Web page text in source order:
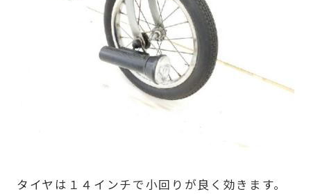
タイヤは１４インチで小回りが良く効きます。